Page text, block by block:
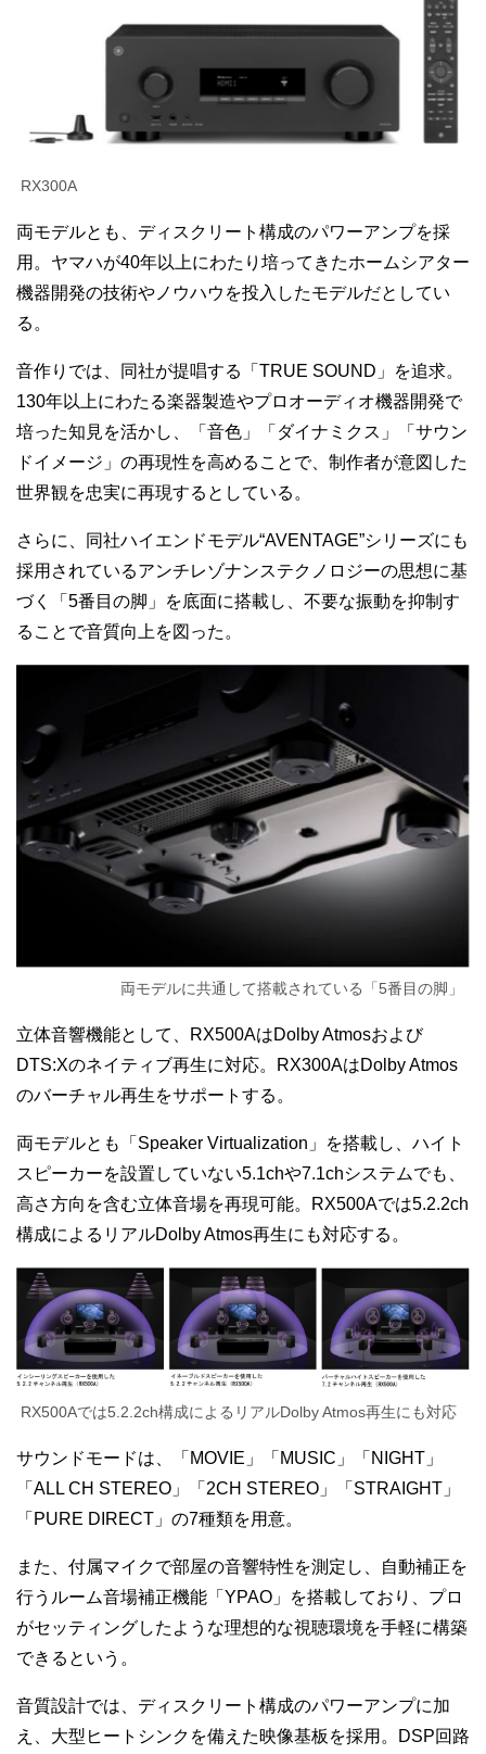
RX300A
両モデルとも、ディスクリート構成のパワーアンプを採
用。ヤマハが40年以上にわたり培ってきたホームシアター
機器開発の技術やノウハウを投入したモデルだとしてい
る。
音作りでは、同社が提唱する「TRUE SOUND」を追求。
130年以上にわたる楽器製造やプロオーディオ機器開発で
培った知見を活かし、「音色」「ダイナミクス」「サウン
ドイメージ」の再現性を高めることで、制作者が意図した
世界観を忠実に再現するとしている。
さらに、同社ハイエンドモデル“AVENTAGE”シリーズにも
採用されているアンチレゾナンステクノロジーの思想に基
づく「5番目の脚」を底面に搭載し、不要な振動を抑制す
ることで音質向上を図った。
両モデルに共通して搭載されている「5番目の脚」
立体音響機能として、RX500AはDolby Atmosおよび
DTS:Xのネイティブ再生に対応。RX300AはDolby Atmos
のバーチャル再生をサポートする。
両モデルとも「Speaker Virtualization」を搭載し、ハイト
スピーカーを設置していない5.1chや7.1chシステムでも、
高さ方向を含む立体音場を再現可能。RX500Aでは5.2.2ch
構成によるリアルDolby Atmos再生にも対応する。
RX500Aでは5.2.2ch構成によるリアルDolby Atmos再生にも対応
サウンドモードは、「MOVIE」「MUSIC」「NIGHT」
「ALL CH STEREO」「2CH STEREO」「STRAIGHT」
「PURE DIRECT」の7種類を用意。
また、付属マイクで部屋の音響特性を測定し、自動補正を
行うルーム音場補正機能「YPAO」を搭載しており、プロ
がセッティングしたような理想的な視聴環境を手軽に構築
できるという。
音質設計では、ディスクリート構成のパワーアンプに加
え、大型ヒートシンクを備えた映像基板を採用。DSP回路